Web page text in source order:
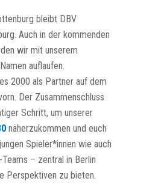
bleibt DBV
Auch in der kommenden
wir mit unserem
auflaufen.
2000 als Partner auf dem
Der Zusammenschluss
Schritt, um unserer
näherzukommen und euch
Spieler*innen wie auch
– zentral in Berlin
Perspektiven zu bieten.